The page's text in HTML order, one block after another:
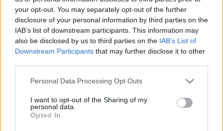
your opt-out. You may separately opt-out of the further
disclosure of your personal information by third parties on the
IAB’s list of downstream participants. This information may
also be disclosed by us to third parties on the IAB’s List of
Downstream Participants that may further disclose it to other
Personal Data Processing Opt Outs
I want to opt-out of the Sharing of my
personal data.
Opted In
4. Lägg en klick fyllning i mitten på varje rundel.